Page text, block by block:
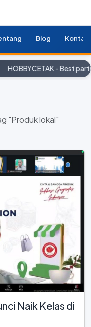
Blog Kontak
HOBBYCETAK - Best
"Produk lokal"
Naik Kelas di